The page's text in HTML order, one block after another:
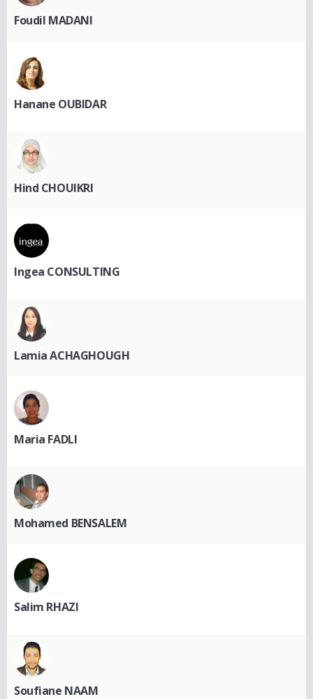
Foudil MADANI
Hanane OUBIDAR
Hind CHOUIKRI
Ingea CONSULTING
Lamia ACHAGHOUGH
Maria FADLI
Mohamed BENSALEM
Salim RHAZI
Soufiane NAAM